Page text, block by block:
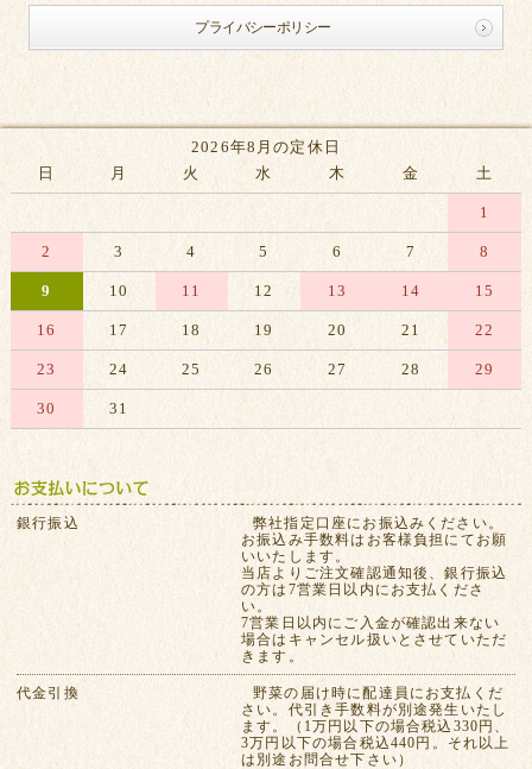
プライバシーポリシー
2026年8月の定休日
日
月 火 水 木 金 土
1
2 3 4 5 6 7 8
9 10 11 12 13 14 15
16 17 18 19 20 21 22
23 24 25 26 27 28 29
30 31
※赤字は休業日です
銀行振込
弊社指定口座にお振込みください。
お振込み手数料はお客様負担にてお願
いいたします。
当店よりご注文確認通知後、銀行振込
の方は7営業日以内にお支払くださ
い。
7営業日以内にご入金が確認出来ない
場合はキャンセル扱いとさせていただ
きます。
代金引換
野菜の届け時に配達員にお支払くだ
さい。代引き手数料が別途発生いたし
ます。（1万円以下の場合税込330円、
3万円以下の場合税込440円。それ以上
は別途お問合せ下さい）